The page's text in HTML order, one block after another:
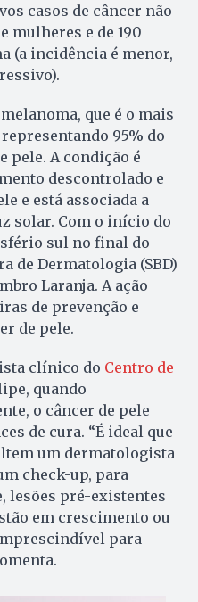
casos de câncer não
mulheres e de 190
(a incidência é menor,
que é o mais
95% do
pele. A condição é
descontrolado e
e está associada a
solar. Com o início do
sul no final do
de Dermatologia (SBD)
Laranja. A ação
de prevenção e
de pele.
clínico do Centro de
quando
o câncer de pele
de cura. “É ideal que
um dermatologista
check-up, para
lesões pré-existentes
em crescimento ou
para